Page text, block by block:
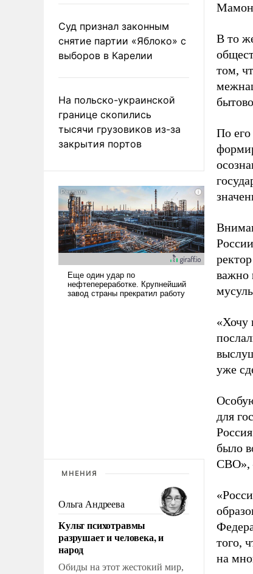
Суд признал законным
снятие партии «Яблоко» с
выборов в Карелии
На польско-украинской
границе скопились
тысячи грузовиков из-за
закрытия портов
МНЕНИЯ
Ольга Андреева
Культ психотравмы
разрушает и человека, и
народ
Обиды на этот жестокий мир,
В то
том,
По его
важно
«Хочу
уже
для
было
СВО»,
того,
на